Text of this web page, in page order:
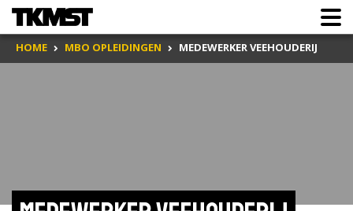
HOME MBO OPLEIDINGEN MEDEWERKER VEEHOUDERIJ